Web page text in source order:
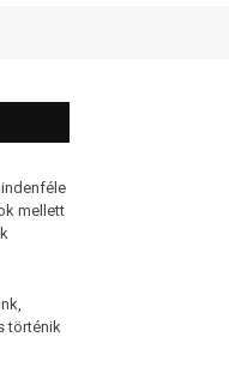
mellett
történik